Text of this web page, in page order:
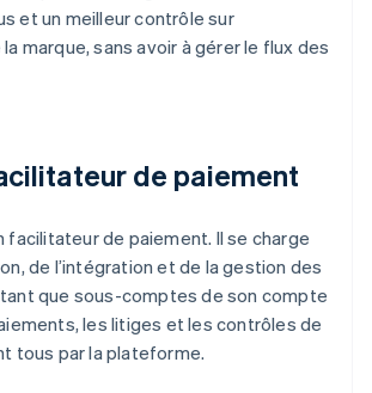
et un meilleur contrôle sur
marque, sans avoir à gérer le flux des
de paiement
facilitateur de paiement. Il se charge
de l’intégration et de la gestion des
que sous-comptes de son compte
les litiges et les contrôles de
tous par la plateforme.